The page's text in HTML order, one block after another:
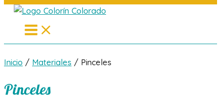
Main
Menu
Inicio / Materiales / Pinceles
Pinceles